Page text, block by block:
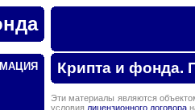
Крипта и фонда.
Эти материалы являются
условия лицензионного договора